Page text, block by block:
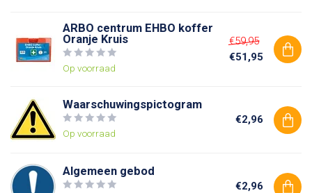
ARBO centrum EHBO koffer
Oranje Kruis
Op voorraad
€59,95
€51,95
Waarschuwingspictogram
Op voorraad
€2,96
Algemeen gebod
€2,96